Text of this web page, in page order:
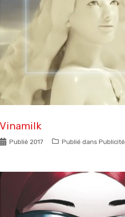
Vinamilk
Publié 2017 Publié dans Publicité